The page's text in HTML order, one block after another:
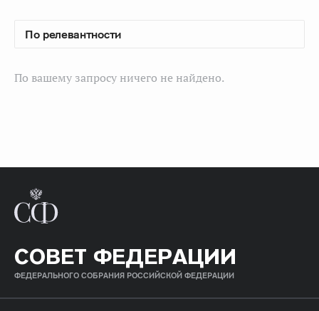
По вашему запросу ничего не найдено.
СОВЕТ ФЕДЕРАЦИИ
ФЕДЕРАЛЬНОГО СОБРАНИЯ РОССИЙСКОЙ ФЕДЕРАЦИИ